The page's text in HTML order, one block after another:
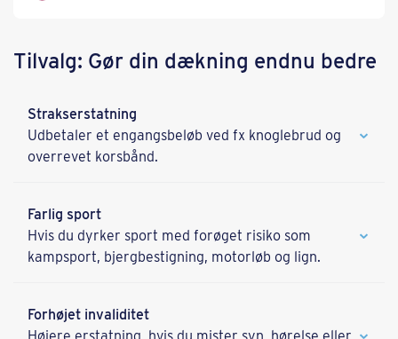
Tilvalg: Gør din dækning endnu bedre
Strakserstatning
Udbetaler et engangsbeløb ved fx knoglebrud og
overrevet korsbånd.
Farlig sport
Hvis du dyrker sport med forøget risiko som
kampsport, bjergbestigning, motorløb og lign.
Forhøjet invaliditet